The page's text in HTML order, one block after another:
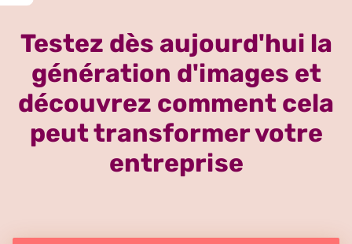
Testez dès aujourd'hui la
génération d'images et
découvrez comment cela
peut transformer votre
entreprise